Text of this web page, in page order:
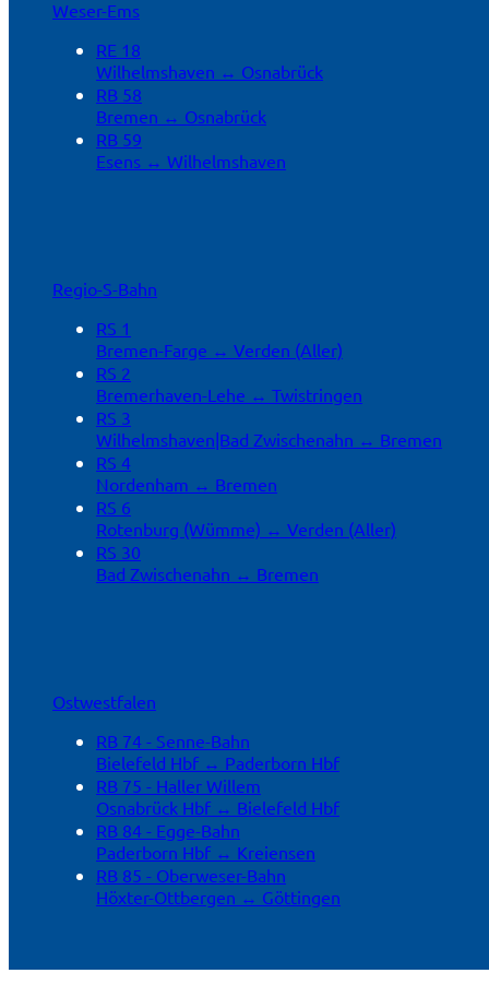
Weser-Ems
RE 18
Wilhelmshaven ↔ Osnabrück
RB 58
Bremen ↔ Osnabrück
RB 59
Esens ↔ Wilhelmshaven
Regio-S-Bahn
RS 1
Bremen-Farge ↔ Verden (Aller)
RS 2
Bremerhaven-Lehe ↔ Twistringen
RS 3
Wilhelmshaven|Bad Zwischenahn ↔ Bremen
RS 4
Nordenham ↔ Bremen
RS 6
Rotenburg (Wümme) ↔ Verden (Aller)
RS 30
Bad Zwischenahn ↔ Bremen
Ostwestfalen
RB 74 - Senne-Bahn
Bielefeld Hbf ↔ Paderborn Hbf
RB 75 - Haller Willem
Osnabrück Hbf ↔ Bielefeld Hbf
RB 84 - Egge-Bahn
Paderborn Hbf ↔ Kreiensen
RB 85 - Oberweser-Bahn
Höxter-Ottbergen ↔ Göttingen